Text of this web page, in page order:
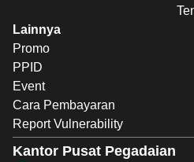
Lainnya
Promo
PPID
Event
Cara Pembayaran
Report Vulnerability
Kantor Pusat Pegadaian